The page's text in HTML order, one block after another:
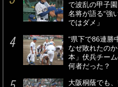
で波乱の甲子
名将が語る“強
ではダメ」
“県下で86連勝
なぜ敗れたの
本」伏兵チー
何者だった？
大阪桐蔭でも